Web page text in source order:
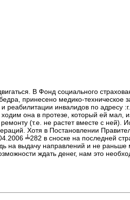
В Фонд социального
принесено медико-
реабилитации инвалидов по адресу
она в протезе, который ей мал,
(т.е. не растет вместе с ней).
Хотя в Постановлении
╧282 в сноске на последней
на выдачу направлений и не
ждать денег, нам это